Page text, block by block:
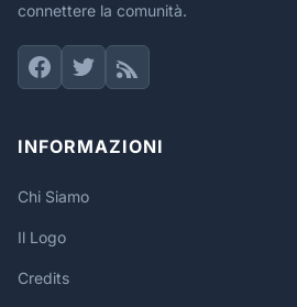
connettere la comunità.
INFORMAZIONI
Chi Siamo
Il Logo
Credits